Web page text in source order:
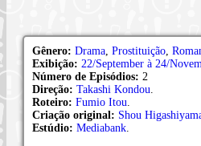
Gênero: Drama Prostituição
Exibição: 22/September à 24/
Número de Episódios: 2
Direção: Takashi Kondou
Roteiro: Fumio Itou
Criação original: Shou
Estúdio: Mediabank